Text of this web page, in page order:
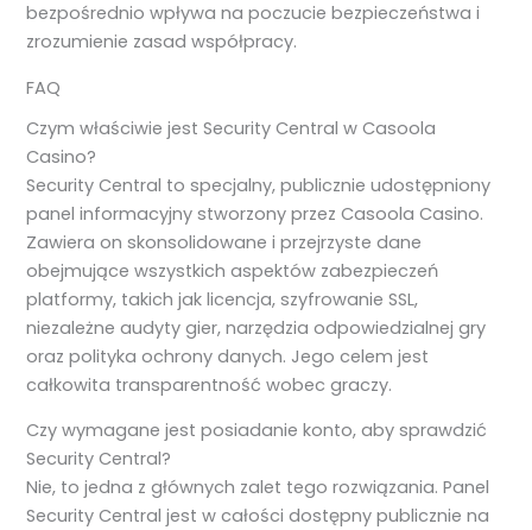
bezpośrednio wpływa na poczucie bezpieczeństwa i
zrozumienie zasad współpracy.
FAQ
Czym właściwie jest Security Central w Casoola
Casino?
Security Central to specjalny, publicznie udostępniony
panel informacyjny stworzony przez Casoola Casino.
Zawiera on skonsolidowane i przejrzyste dane
obejmujące wszystkich aspektów zabezpieczeń
platformy, takich jak licencja, szyfrowanie SSL,
niezależne audyty gier, narzędzia odpowiedzialnej gry
oraz polityka ochrony danych. Jego celem jest
całkowita transparentność wobec graczy.
Czy wymagane jest posiadanie konto, aby sprawdzić
Security Central?
Nie, to jedna z głównych zalet tego rozwiązania. Panel
Security Central jest w całości dostępny publicznie na